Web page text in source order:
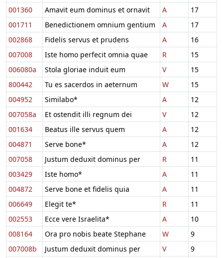
001360
Amavit eum dominus et ornavit A
17
001711
Benedictionem omnium gentium A
17
002868
Fidelis servus et prudens A
16
007008
Iste homo perfecit omnia quae R
15
006080a
Stola gloriae induit eum V
15
800442
Tu es sacerdos in aeternum W
15
004952
Similabo* A
12
007058a
Et ostendit illi regnum dei V
12
001634
Beatus ille servus quem A
12
004871
Serve bone* A
12
007058
Justum deduxit dominus per R
11
003429
Iste homo* A
11
004872
Serve bone et fidelis quia A
11
006649
Elegit te* R
11
002553
Ecce vere Israelita* A
10
008164
Ora pro nobis beate Stephane W
9
007008b
Justum deduxit dominus per V
9